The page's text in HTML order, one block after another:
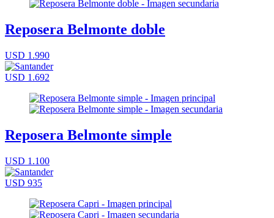
Reposera Belmonte doble
USD 1.990
USD 1.692
Reposera Belmonte simple
USD 1.100
USD 935